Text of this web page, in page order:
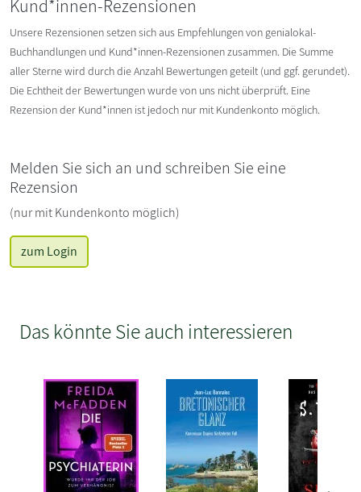
Kund*innen-Rezensionen
Unsere Rezensionen setzen sich aus Empfehlungen von genialokal-
Buchhandlungen und Kund*innen-Rezensionen zusammen. Die Summe
aller Sterne wird durch die Anzahl Bewertungen geteilt (und ggf. gerundet).
Die Echtheit der Bewertungen wurde von uns nicht überprüft. Eine
Rezension der Kund*innen ist jedoch nur mit Kundenkonto möglich.
Melden Sie sich an und schreiben Sie eine
Rezension
(nur mit Kundenkonto möglich)
zum Login
Das könnte Sie auch interessieren